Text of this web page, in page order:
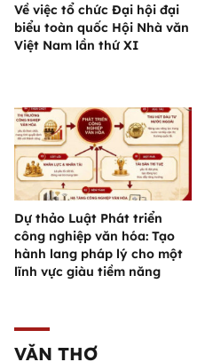
Về việc tổ chức Đại hội đại
biểu toàn quốc Hội Nhà văn
Việt Nam lần thứ XI
Dự thảo Luật Phát triển
công nghiệp văn hóa: Tạo
hành lang pháp lý cho một
lĩnh vực giàu tiềm năng
VĂN THƠ